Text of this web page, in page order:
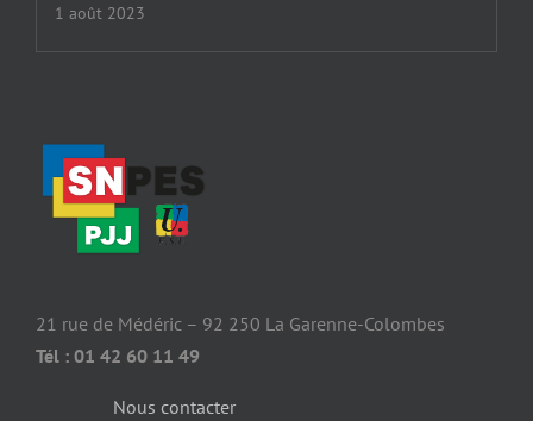
1 août 2023
21 rue de Médéric – 92 250 La Garenne-Colombes
Tél : 01 42 60 11 49
Nous contacter